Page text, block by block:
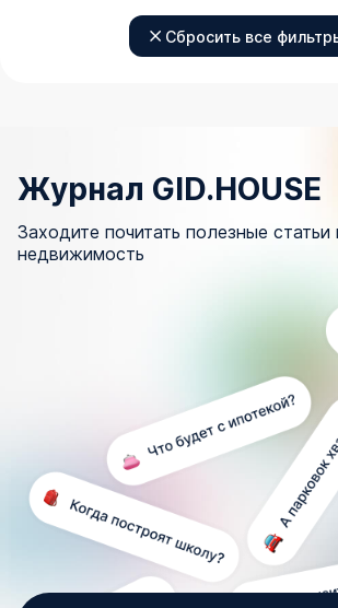
Сбросить все
Журнал GID.HOUSE
Заходите почитать полезные
недвижимость